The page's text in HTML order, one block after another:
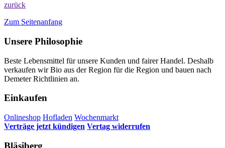
zurück
Zum Seitenanfang
Unsere Philosophie
Beste Lebensmittel für unsere Kunden und fairer Handel. Deshalb
verkaufen wir Bio aus der Region für die Region und bauen nach
Demeter Richtlinien an.
Einkaufen
Onlineshop Hofladen Wochenmarkt
Verträge jetzt kündigen Vertag widerrufen
Bläsiberg